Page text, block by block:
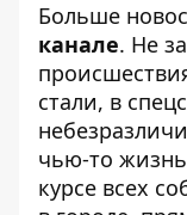
Больше
канале. Не
стали, в
чью-то
курсе всех